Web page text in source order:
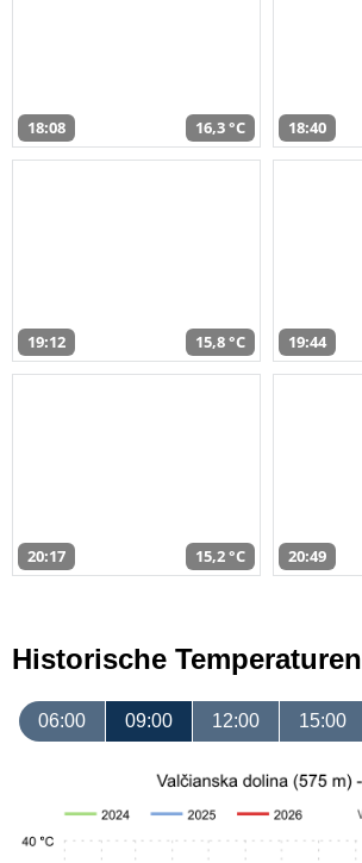
18:08 16,3 °C 18:40
19:12 15,8 °C 19:44
20:17 15,2 °C 20:49
Historische Temperaturen
06:00 09:00 12:00 15:00